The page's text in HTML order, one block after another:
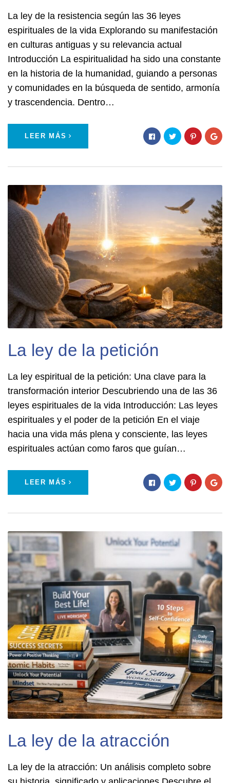
La ley de la resistencia según las 36 leyes
espirituales de la vida Explorando su manifestación
en culturas antiguas y su relevancia actual
Introducción La espiritualidad ha sido una constante
en la historia de la humanidad, guiando a personas
y comunidades en la búsqueda de sentido, armonía
y trascendencia. Dentro…
LEER MÁS
La ley de la petición
La ley espiritual de la petición: Una clave para la
transformación interior Descubriendo una de las 36
leyes espirituales de la vida Introducción: Las leyes
espirituales y el poder de la petición En el viaje
hacia una vida más plena y consciente, las leyes
espirituales actúan como faros que guían…
LEER MÁS
La ley de la atracción
La ley de la atracción: Un análisis completo sobre